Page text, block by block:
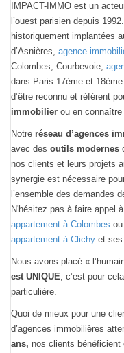
IMPACT-IMMO est un
l’ouest parisien depuis
historiquement implantées
d’Asnières, agence
Colombes, Courbevoie,
dans Paris 17ème et
d’être reconnu et référent
immobilier ou en connaître
Notre réseau d’agences
avec des outils modernes
nos clients et leurs projets
synergie est nécessaire
l’ensemble des demandes
N'hésitez pas à faire appel
appartement à Colombes
appartement à Clichy et ses
Nous avons placé «
est UNIQUE, c’est pour
particulière.
Quoi de mieux pour une
d’agences immobilières
ans, nos clients